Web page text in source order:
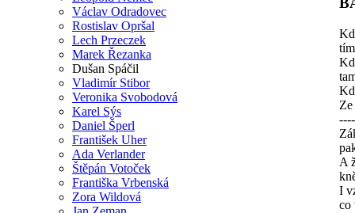
Václav Odradovec
Rostislav Opršal
Lech Przeczek
Marek Řezanka
Dušan Spáčil
Vladimír Stibor
Veronika Svobodová
Karel Sýs
Daniel Šperl
František Uher
Ada Verlander
Štěpán Votoček
Františka Vrbenská
Zora Wildová
A
I
co